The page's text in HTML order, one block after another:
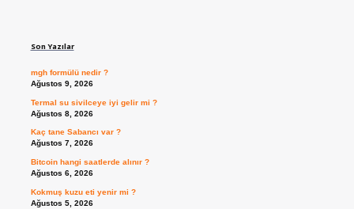
Son Yazılar
mgh formülü nedir ?
Ağustos 9, 2026
Termal su sivilceye iyi gelir mi ?
Ağustos 8, 2026
Kaç tane Sabancı var ?
Ağustos 7, 2026
Bitcoin hangi saatlerde alınır ?
Ağustos 6, 2026
Kokmuş kuzu eti yenir mi ?
Ağustos 5, 2026